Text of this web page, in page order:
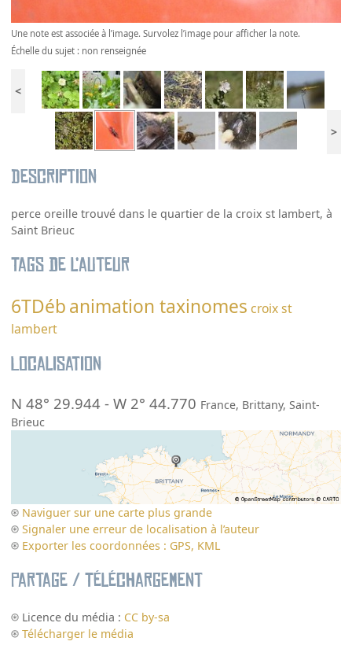
Une note est associée à l’image. Survolez l’image pour afficher la note.
Échelle du sujet : non renseignée
<
>
Description
perce oreille trouvé dans le quartier de la croix st lambert, à
Saint Brieuc
Tags de l’auteur
6TDébanimation taxinomes croix st
lambert
Localisation
N 48° 29.944 -W 2° 44.770 France, Brittany,Saint-
Brieuc
Naviguer sur une carte plus grande
Signaler une erreur de localisation à l’auteur
Exporter les coordonnées : GPS, KML
Partage / Téléchargement
Licence du média : CC by-sa
Télécharger le média